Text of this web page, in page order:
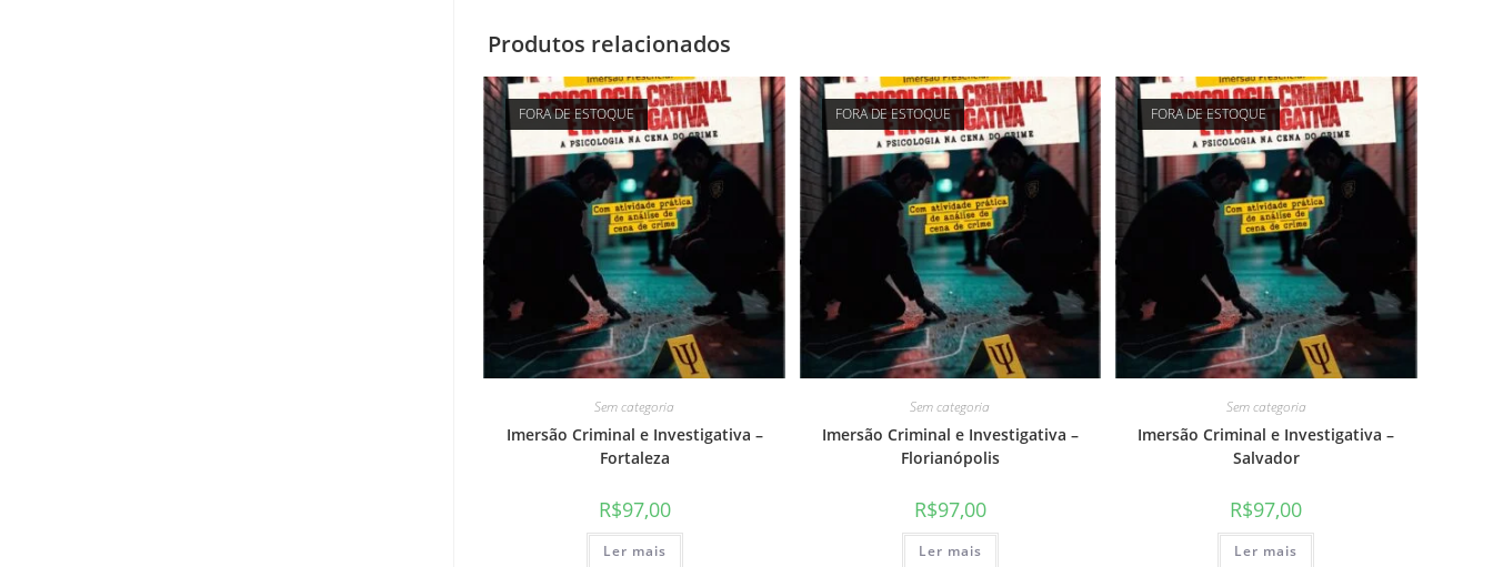
Produtos relacionados
FORA DE ESTOQUE
Sem categoria
Imersão Criminal e Investigativa –
Fortaleza
R$97,00
Ler mais
FORA DE ESTOQUE
Sem categoria
Imersão Criminal e Investigativa –
Florianópolis
R$97,00
Ler mais
FORA DE ESTOQUE
Sem categoria
Imersão Criminal e Investigativa –
Salvador
R$97,00
Ler mais